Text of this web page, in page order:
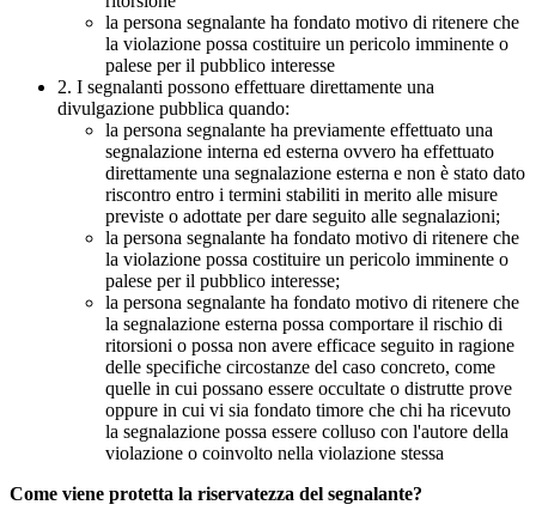
la persona segnalante ha fondato motivo di ritenere che
la violazione possa costituire un pericolo imminente o
palese per il pubblico interesse
2. I segnalanti possono effettuare direttamente una
divulgazione pubblica quando:
la persona segnalante ha previamente effettuato una
segnalazione interna ed esterna ovvero ha effettuato
direttamente una segnalazione esterna e non è stato dato
riscontro entro i termini stabiliti in merito alle misure
previste o adottate per dare seguito alle segnalazioni;
la persona segnalante ha fondato motivo di ritenere che
la violazione possa costituire un pericolo imminente o
palese per il pubblico interesse;
la persona segnalante ha fondato motivo di ritenere che
la segnalazione esterna possa comportare il rischio di
ritorsioni o possa non avere efficace seguito in ragione
delle specifiche circostanze del caso concreto, come
quelle in cui possano essere occultate o distrutte prove
oppure in cui vi sia fondato timore che chi ha ricevuto
la segnalazione possa essere colluso con l'autore della
violazione o coinvolto nella violazione stessa
Come viene protetta la riservatezza del segnalante?